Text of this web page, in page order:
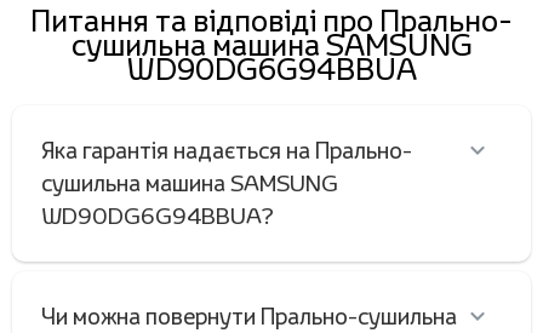
Питання та відповіді про Прально-
сушильна машина SAMSUNG
WD90DG6G94BBUA
Яка гарантія надається на Прально-
сушильна машина SAMSUNG
WD90DG6G94BBUA?
Чи можна повернути Прально-сушильна